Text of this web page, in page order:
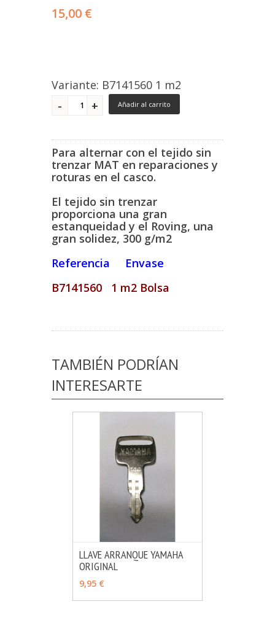
15,00 €
Variante: B7141560 1 m2
Añadir al carrito
Para alternar con el tejido sin
trenzar MAT en reparaciones y
roturas en el casco.
El tejido sin trenzar
proporciona una gran
estanqueidad y el Roving, una
gran solidez, 300 g/m2
Referencia Envase
B7141560 1 m2 Bolsa
TAMBIÉN PODRÍAN
INTERESARTE
VER OPCIONES
LLAVE ARRANQUE YAMAHA
ORIGINAL
9,95 €